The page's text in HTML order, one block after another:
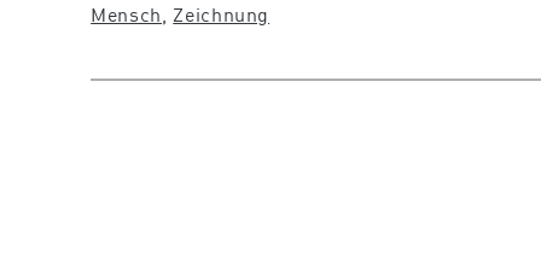
Mensch Zeichnung